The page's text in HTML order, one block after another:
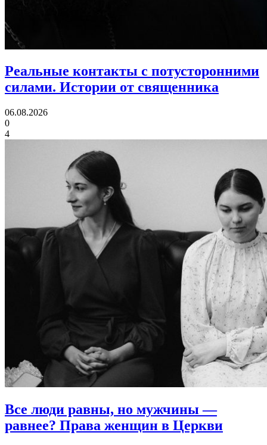
Реальные контакты с потусторонними
силами. Истории от священника
06.08.2026
0
4
Все люди равны, но мужчины —
равнее? Права женщин в Церкви